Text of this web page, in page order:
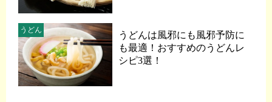
うどんは風邪にも風邪予防に
も最適！おすすめのうどんレ
シピ3選！
うどん